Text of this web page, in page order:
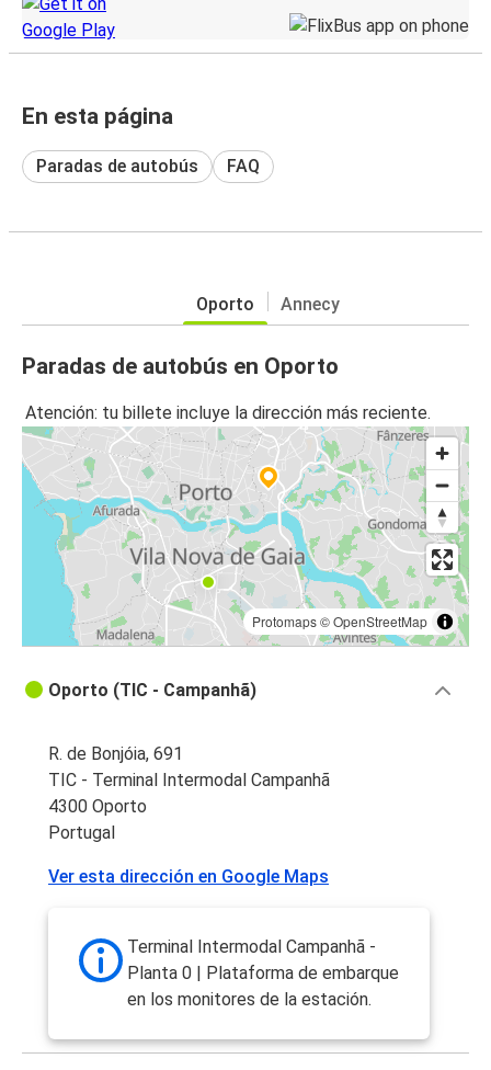
En esta página
Paradas de autobús FAQ
Oporto Annecy
Paradas de autobús en Oporto
Atención: tu billete incluye la dirección más reciente.
Protomaps©OpenStreetMap
Oporto (TIC - Campanhã)
R. de Bonjóia, 691
TIC - Terminal Intermodal Campanhã
4300 Oporto
Portugal
Ver esta dirección en Google Maps
Terminal Intermodal Campanhã -
Planta 0 | Plataforma de embarque
en los monitores de la estación.